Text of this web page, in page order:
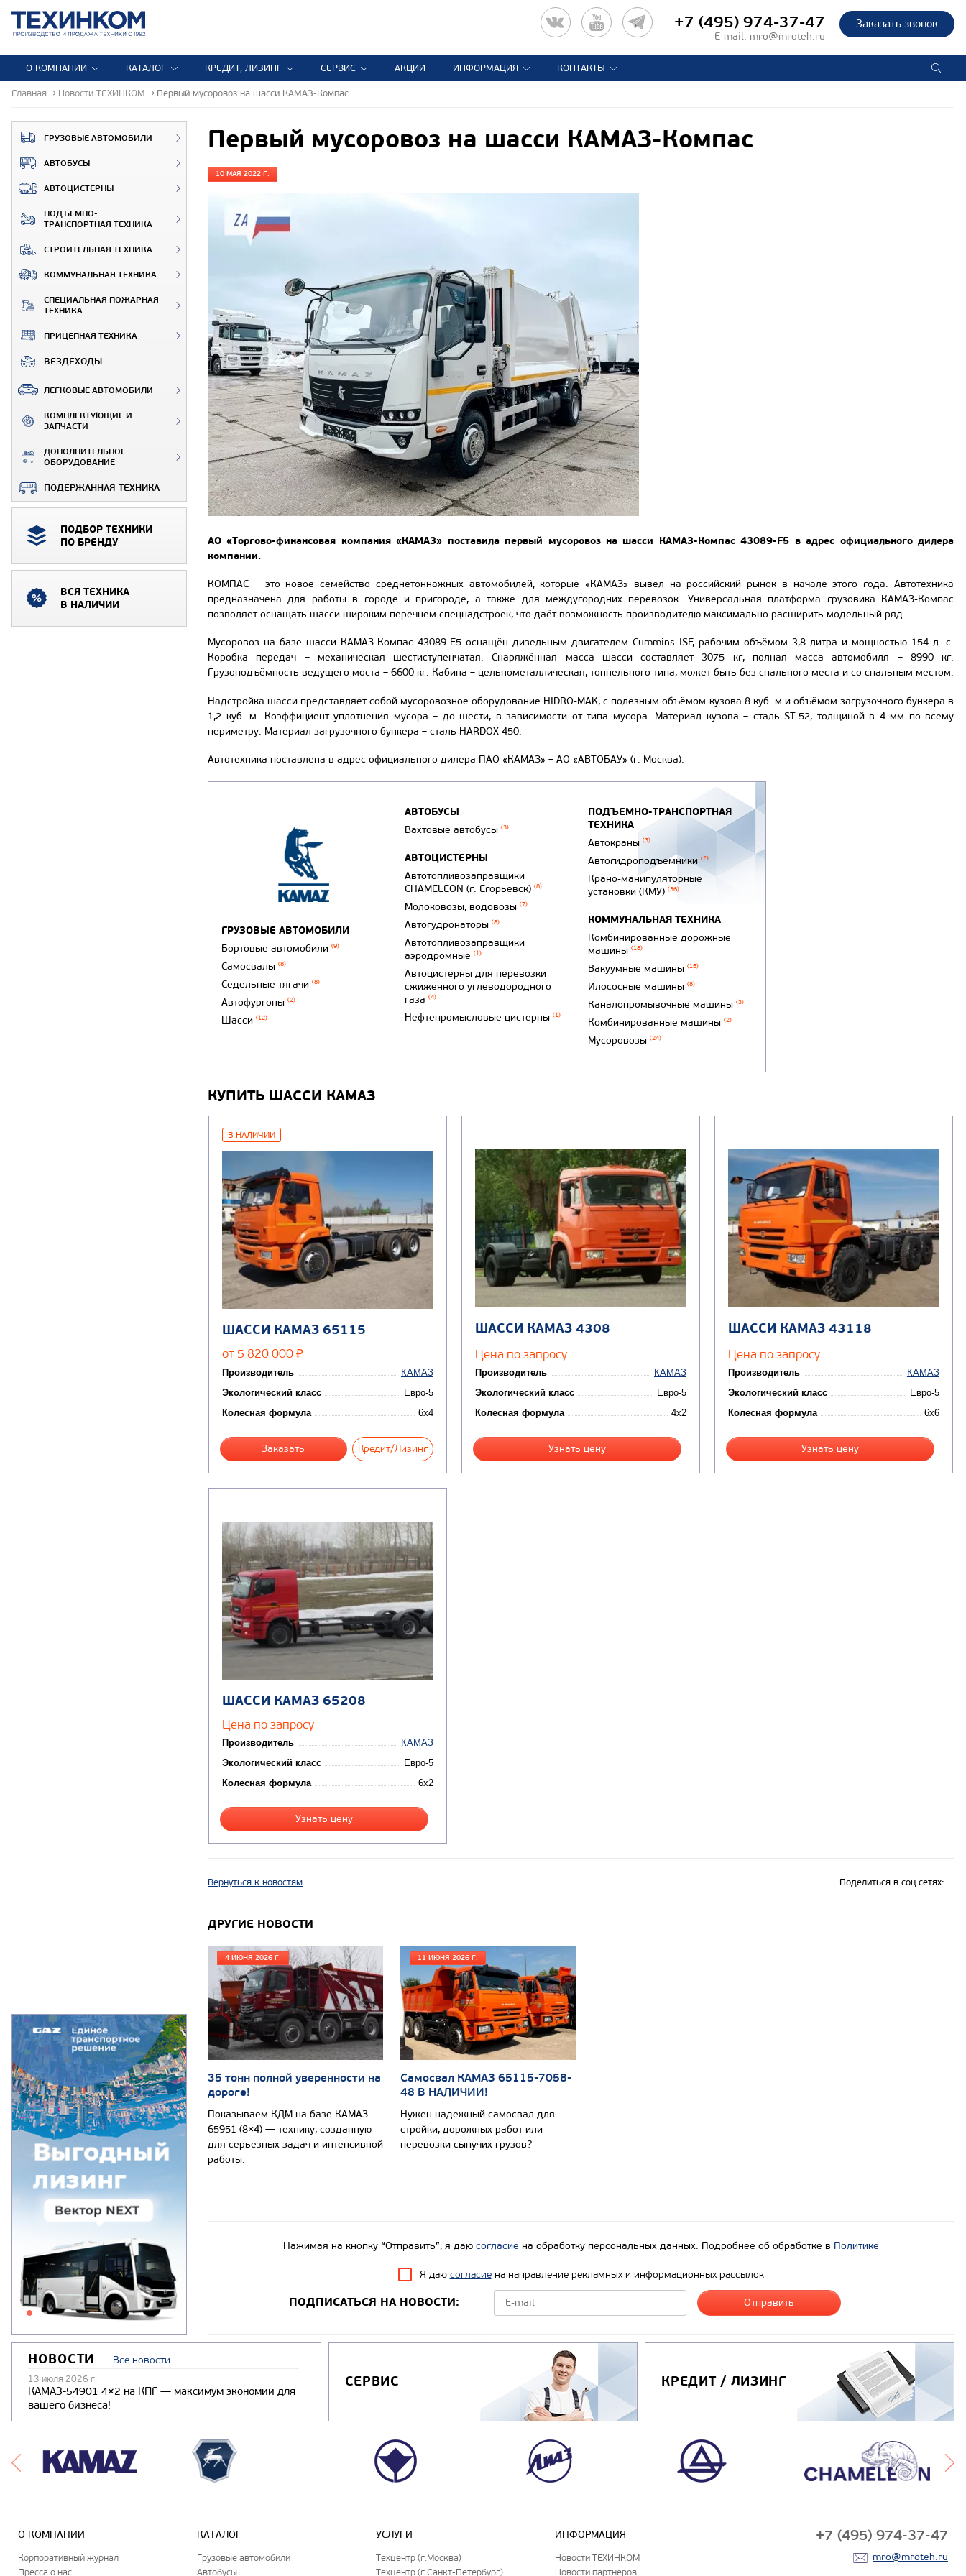
Заказать звонок
+7 (495) 974-37-47
E-mail: mro@mroteh.ru
О КОМПАНИИ КАТАЛОГ КРЕДИТ, ЛИЗИНГ СЕРВИС АКЦИИ ИНФОРМАЦИЯ КОНТАКТЫ
Главная Новости ТЕХИНКОМ Первый мусоровоз на шасси КАМАЗ-Компас
ГРУЗОВЫЕ АВТОМОБИЛИ
АВТОБУСЫ
АВТОЦИСТЕРНЫ
ПОДЪЕМНО-
ТРАНСПОРТНАЯ ТЕХНИКА
СТРОИТЕЛЬНАЯ ТЕХНИКА
КОММУНАЛЬНАЯ ТЕХНИКА
СПЕЦИАЛЬНАЯ ПОЖАРНАЯ
ТЕХНИКА
ПРИЦЕПНАЯ ТЕХНИКА
ВЕЗДЕХОДЫ
ЛЕГКОВЫЕ АВТОМОБИЛИ
КОМПЛЕКТУЮЩИЕ И
ЗАПЧАСТИ
ДОПОЛНИТЕЛЬНОЕ
ОБОРУДОВАНИЕ
ПОДЕРЖАННАЯ ТЕХНИКА
ПОДБОР ТЕХНИКИ
ПО БРЕНДУ
ВСЯ ТЕХНИКА
В НАЛИЧИИ
Первый мусоровоз на шасси КАМАЗ-Компас
10 МАЯ 2022 Г.
АО «Торгово-финансовая компания «КАМАЗ» поставила первый мусоровоз на шасси КАМАЗ-Компас 43089-F5 в адрес официального дилера
компании.
КОМПАС – это новое семейство среднетоннажных автомобилей, которые «КАМАЗ» вывел на российский рынок в начале этого года. Автотехника
предназначена для работы в городе и пригороде, а также для междугородних перевозок. Универсальная платформа грузовика КАМАЗ-Компас
позволяет оснащать шасси широким перечнем спецнадстроек, что даёт возможность производителю максимально расширить модельный ряд.
Мусоровоз на базе шасси КАМАЗ-Компас 43089-F5 оснащён дизельным двигателем Cummins ISF, рабочим объёмом 3,8 литра и мощностью 154 л. с.
Коробка передач – механическая шестиступенчатая. Снаряжённая масса шасси составляет 3075 кг, полная масса автомобиля – 8990 кг.
Грузоподъёмность ведущего моста – 6600 кг. Кабина – цельнометаллическая, тоннельного типа, может быть без спального места и со спальным местом.
Надстройка шасси представляет собой мусоровозное оборудование HIDRO-MAK, с полезным объёмом кузова 8 куб. м и объёмом загрузочного бункера в
1,2 куб. м. Коэффициент уплотнения мусора – до шести, в зависимости от типа мусора. Материал кузова – сталь ST-52, толщиной в 4 мм по всему
периметру. Материал загрузочного бункера – сталь HARDOX 450.
Автотехника поставлена в адрес официального дилера ПАО «КАМАЗ» – АО «АВТОБАУ» (г. Москва).
ГРУЗОВЫЕ АВТОМОБИЛИ
Бортовые автомобили (9)
Самосвалы (8)
Седельные тягачи (8)
Автофургоны (2)
Шасси (12)
АВТОБУСЫ
Вахтовые автобусы (3)
АВТОЦИСТЕРНЫ
Автотопливозаправщики
CHAMELEON (г. Егорьевск) (8)
Молоковозы, водовозы (7)
Автогудронаторы (8)
Автотопливозаправщики
аэродромные (1)
Автоцистерны для перевозки
сжиженного углеводородного
газа (4)
Нефтепромысловые цистерны (1)
ПОДЪЕМНО-ТРАНСПОРТНАЯ
ТЕХНИКА
Автокраны (3)
Автогидроподъемники (2)
Крано-манипуляторные
установки (КМУ) (36)
КОММУНАЛЬНАЯ ТЕХНИКА
Комбинированные дорожные
машины (18)
Вакуумные машины (15)
Илососные машины (8)
Каналопромывочные машины (3)
Комбинированные машины (2)
Мусоровозы (24)
КУПИТЬ ШАССИ КАМАЗ
В НАЛИЧИИ
ШАССИ КАМАЗ 65115
от 5 820 000 ₽
Производитель
КАМАЗ
Экологический класс
Евро-5
Колесная формула
6x4
Заказать Кредит/Лизинг
ШАССИ КАМАЗ 4308
Цена по запросу
Производитель
КАМАЗ
Экологический класс
Евро-5
Колесная формула
4x2
Узнать цену
ШАССИ КАМАЗ 43118
Цена по запросу
Производитель
КАМАЗ
Экологический класс
Евро-5
Колесная формула
6x6
Узнать цену
ШАССИ КАМАЗ 65208
Цена по запросу
Производитель
КАМАЗ
Экологический класс
Евро-5
Колесная формула
6x2
Узнать цену
Вернуться к новостям Поделиться в соц.сетях:
ДРУГИЕ НОВОСТИ
4 ИЮНЯ 2026 Г.
35 тонн полной уверенности на
дороге!
Показываем КДМ на базе КАМАЗ
65951 (8×4) — технику, созданную
для серьезных задач и интенсивной
работы.
11 ИЮНЯ 2026 Г.
Самосвал КАМАЗ 65115-7058-
48 В НАЛИЧИИ!
Нужен надежный самосвал для
стройки, дорожных работ или
перевозки сыпучих грузов?
Нажимая на кнопку “Отправить”, я даю согласие на обработку персональных данных. Подробнее об обработке в Политике
Я даю согласиена направление рекламных и информационных рассылок
ПОДПИСАТЬСЯ НА НОВОСТИ:
НОВОСТИ Все новости
13 июля 2026 г.
КАМАЗ-54901 4×2 на КПГ — максимум экономии для
вашего бизнеса!
СЕРВИС КРЕДИТ / ЛИЗИНГ
О КОМПАНИИ
Корпоративный журнал
Пресса о нас
КАТАЛОГ
Грузовые автомобили
Автобусы
УСЛУГИ
Техцентр (г.Москва)
Техцентр (г.Санкт-Петербург)
ИНФОРМАЦИЯ
Новости ТЕХИНКОМ
Новости партнеров
+7 (495) 974-37-47
mro@mroteh.ru